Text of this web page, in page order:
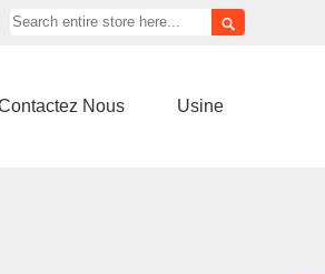

Nous Usine